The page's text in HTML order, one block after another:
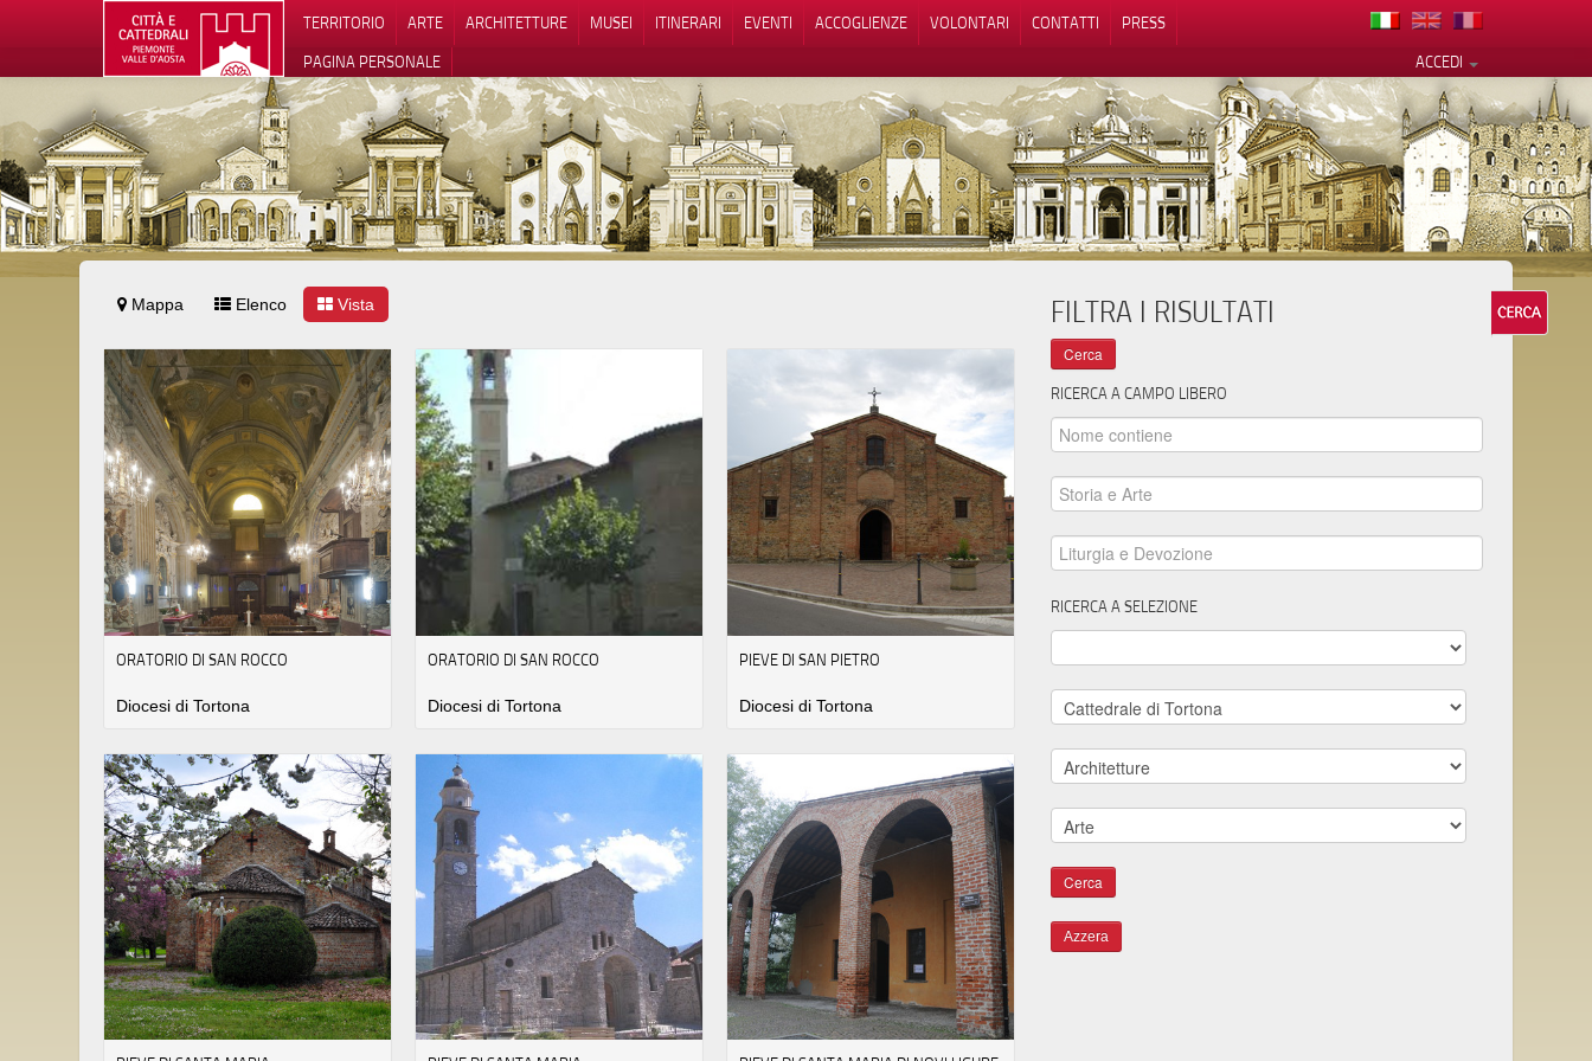
TERRITORIO ARTE ARCHITETTURE MUSEI ITINERARI EVENTI ACCOGLIENZE VOLONTARI CONTATTI
PRESS
ACCEDI
PAGINA PERSONALE
Mappa Elenco Vista
ORATORIO DI SAN ROCCO
Diocesi di Tortona
ORATORIO DI SAN ROCCO
Diocesi di Tortona
PIEVE DI SAN PIETRO
Diocesi di Tortona
FILTRA I RISULTATI
RICERCA A CAMPO LIBERO
RICERCA A SELEZIONE
Azzera
Le tue preferenze relative alla privacy